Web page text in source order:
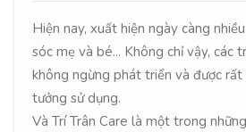
Hiện nay, xuất hiện ngày càng
sóc mẹ và bé... Không chỉ vậy, các
không ngừng phát triển và được rất
tưởng sử dụng.
Và Trí Trân Care là một trong